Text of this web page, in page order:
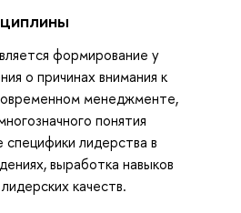
формирование у
о причинах внимания к
менеджменте,
понятия
лидерства в
выработка навыков
качеств.